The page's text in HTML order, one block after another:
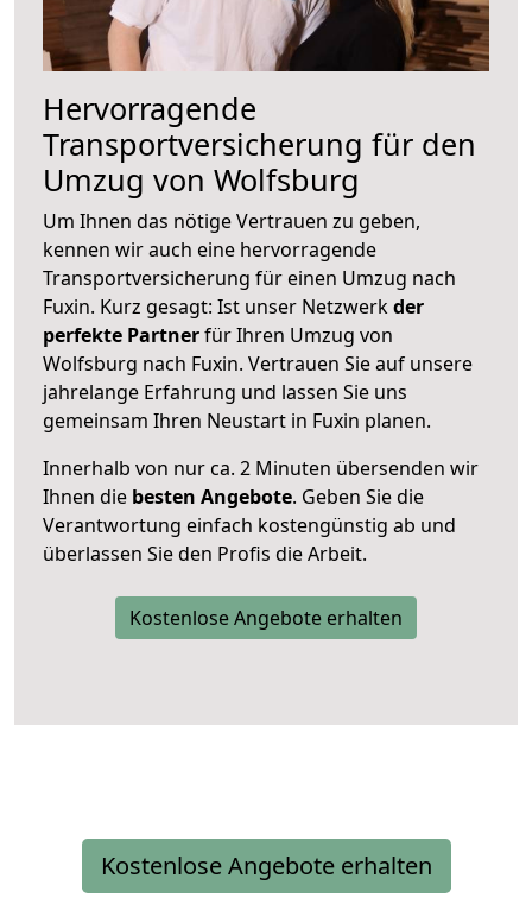
Hervorragende
Transportversicherung für den
Umzug von Wolfsburg
Um Ihnen das nötige Vertrauen zu geben,
kennen wir auch eine hervorragende
Transportversicherung für einen Umzug nach
Fuxin. Kurz gesagt: Ist unser Netzwerkder
perfekte Partnerfür Ihren Umzug von
Wolfsburg nach Fuxin. Vertrauen Sie auf unsere
jahrelange Erfahrung und lassen Sie uns
gemeinsam Ihren Neustart in Fuxin planen.
Innerhalb von nur ca. 2 Minuten übersenden wir
Ihnen die besten Angebote. Geben Sie die
Verantwortung einfach kostengünstig ab und
überlassen Sie den Profis die Arbeit.
Kostenlose Angebote erhalten
Kostenlose Angebote erhalten